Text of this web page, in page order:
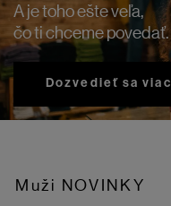
A je toho ešte veľa,
čo ti chceme povedať.
Dozvedieť sa viac
Muži NOVINKY